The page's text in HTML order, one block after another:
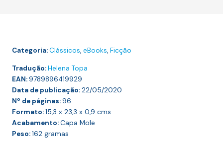
Categoria:Clássicos, eBooks, Ficção
Tradução:Helena Topa
EAN:9789896419929
Data de publicação:22/05/2020
Nº de páginas:96
Formato:15,3 x 23,3 x 0,9 cms
Acabamento:Capa Mole
Peso:162 gramas